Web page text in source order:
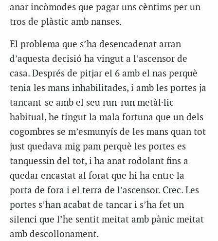
anar incòmodes que pagar uns cèntims per un
tros de plàstic amb nanses.
El problema que s’ha desencadenat arran
d’aquesta decisió ha vingut a l’ascensor de
casa. Després de pitjar el 6 amb el nas perquè
tenia les mans inhabilitades, i amb les portes ja
tancant-se amb el seu run-run metàl·lic
habitual, he tingut la mala fortuna que un dels
cogombres se m’esmunyís de les mans quan tot
just quedava mig pam perquè les portes es
tanquessin del tot, i ha anat rodolant fins a
quedar encastat al forat que hi ha entre la
porta de fora i el terra de l’ascensor. Crec. Les
portes s’han acabat de tancar i s’ha fet un
silenci que l’he sentit meitat amb pànic meitat
amb descollonament.